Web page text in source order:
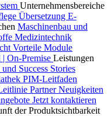
Unternehmensbereiche
Übersetzung E-
Maschinenbau und
Medizintechnik
Vorteile Module
On-Premise Leistungen
Success Stories
PIM-Leitfaden
PartnerNeuigkeiten
Jetzt kontaktieren
der Produktsichtbarkeit